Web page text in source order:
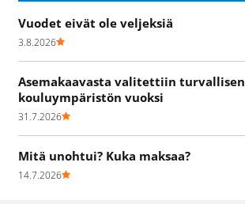
Vuodet eivät ole veljeksiä
3.8.2026
Asemakaavasta valitettiin turvallisen
kouluympäristön vuoksi
31.7.2026
Mitä unohtui? Kuka maksaa?
14.7.2026